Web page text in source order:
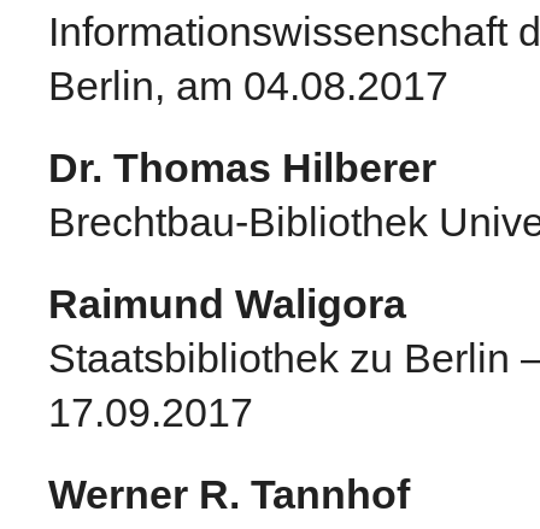
Informationswissenschaft
Berlin, am 04.08.2017
Dr. Thomas Hilberer
Brechtbau-Bibliothek
Raimund Waligora
Staatsbibliothek zu Berlin
17.09.2017
Werner R. Tannhof